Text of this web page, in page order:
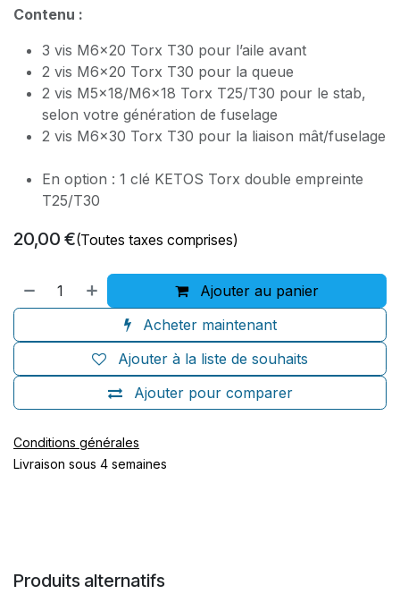
Contenu :
3 vis M6x20 Torx T30 pour l’aile avant
2 vis M6x20 Torx T30 pour la queue
2 vis M5x18/M6x18 Torx T25/T30 pour le stab,
selon votre génération de fuselage
2 vis M6x30 Torx T30 pour la liaison mât/fuselage
En option : 1 clé KETOS Torx double empreinte
T25/T30
20,00 €(Toutes taxes comprises)
Ajouter au panier
Acheter maintenant
Ajouter pour comparer
Ajouter à la liste de souhaits
Conditions générales
Livraison sous 4 semaines
Produits alternatifs